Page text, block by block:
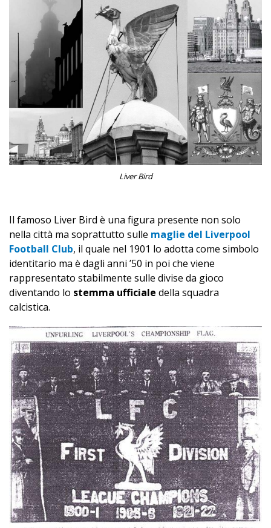
Liver Bird
Il famoso Liver Bird è una figura presente non solo
nella città ma soprattutto sulle maglie del Liverpool
Football Club, il quale nel 1901 lo adotta come simbolo
identitario ma è dagli anni ’50 in poi che viene
rappresentato stabilmente sulle divise da gioco
diventando lo stemma ufficiale della squadra
calcistica.